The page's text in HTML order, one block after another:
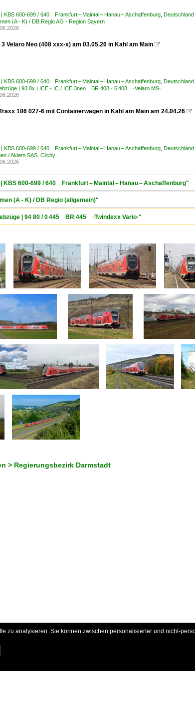
KBS 600-699 / 640 Frankfurt – Maintal – Hanau – Aschaffenburg
(A - K) / DB Regio AG - Region Bayern
Velaro Neo (408 xxx-x) am 03.05.26 in Kahl am Main 
KBS 600-699 / 640 Frankfurt – Maintal – Hanau – Aschaffenburg
| 93 8x | ICE - IC / ICE 3neo BR 408 · 5 408 ·Velaro MS·
186 027-6 mit Containerwagen in Kahl am Main am 24.04.26 
KBS 600-699 / 640 Frankfurt – Maintal – Hanau – Aschaffenburg
/ Akiem SAS, Clichy
600-699 / 640 Frankfurt – Maintal – Hanau – Aschaffenburg"
(A - K) / DB Regio (allgemein)"
| 94 80 / 0 445 BR 445 ·Twindexx Vario·"
> Regierungsbezirk Darmstadt
zu analysieren. Sie können zwischen personalisierter und nicht-